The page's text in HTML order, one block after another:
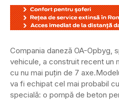
Compania daneză OA-Opbyg,
vehicule, a construit recent un
cu nu mai puțin de 7 axe.
va fi echipat cel mai probabil
specială: o pompă de beton